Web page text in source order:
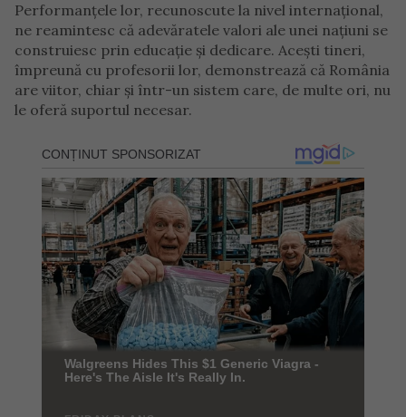
Performanțele lor, recunoscute la nivel internațional,
ne reamintesc că adevăratele valori ale unei națiuni se
construiesc prin educație și dedicare. Acești tineri,
împreună cu profesorii lor, demonstrează că România
are viitor, chiar și într-un sistem care, de multe ori, nu
le oferă suportul necesar.